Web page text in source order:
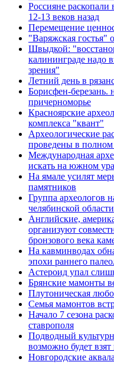
Россияне
12-13 веков назад
Перемещение
"Варяжская гостья"
Швыдкой:
калининграде надо
зрения"
Летний день в
Борисфен-березань.
причерноморье
Красноярские
комплекса "квант"
Археологические
проведены в полном
Международная
искать на южном
На ямале усилят
памятников
Группа археологов
челябинской области
Английские,
организуют
бронзового века
На кавминводах
эпохи раннего
Астероид упал
Брянские мамонты
Плутоническая
Семья мамонтов
Начало 7 сезона
ставрополя
Подводный
возможно будет
Новгородские